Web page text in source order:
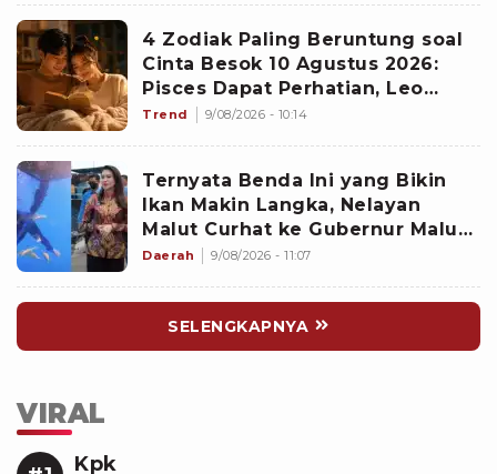
4 Zodiak Paling Beruntung soal
Cinta Besok 10 Agustus 2026:
Pisces Dapat Perhatian, Leo
Makin Dekat dengan Si Dia
Trend 9/08/2026 - 10:14
Ternyata Benda Ini yang Bikin
Ikan Makin Langka, Nelayan
Malut Curhat ke Gubernur Malut
Sherly Tjoanda soal Rumpon
Daerah 9/08/2026 - 11:07
SELENGKAPNYA
VIRAL
Kpk